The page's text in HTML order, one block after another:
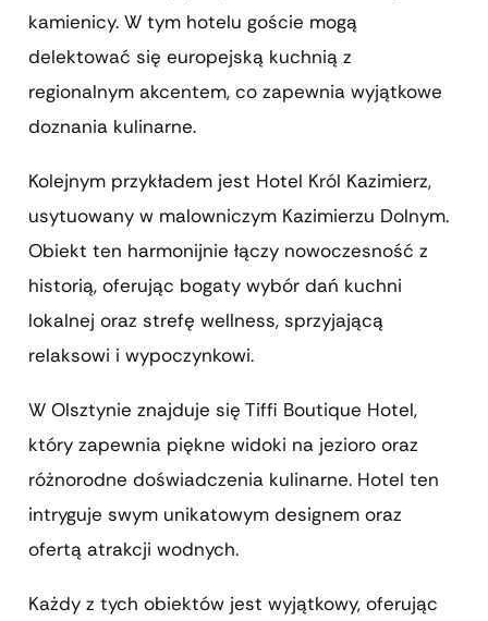
kamienicy. W tym hotelu goście mogą
delektować się europejską kuchnią z
regionalnym akcentem, co zapewnia wyjątkowe
doznania kulinarne.
Kolejnym przykładem jest Hotel Król Kazimierz,
usytuowany w malowniczym Kazimierzu Dolnym.
Obiekt ten harmonijnie łączy nowoczesność z
historią, oferując bogaty wybór dań kuchni
lokalnej oraz strefę wellness, sprzyjającą
relaksowi i wypoczynkowi.
W Olsztynie znajduje się Tiffi Boutique Hotel,
który zapewnia piękne widoki na jezioro oraz
różnorodne doświadczenia kulinarne. Hotel ten
intryguje swym unikatowym designem oraz
ofertą atrakcji wodnych.
Każdy z tych obiektów jest wyjątkowy, oferując